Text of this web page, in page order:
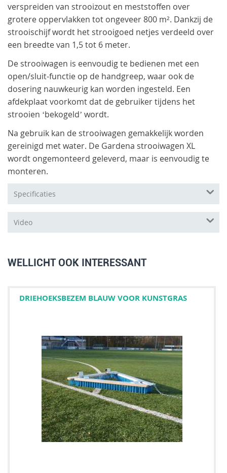
verspreiden van strooizout en meststoffen over
grotere oppervlakken tot ongeveer 800 m². Dankzij de
strooischijf wordt het strooigoed netjes verdeeld over
een breedte van 1,5 tot 6 meter.
De strooiwagen is eenvoudig te bedienen met een
open/sluit-functie op de handgreep, waar ook de
dosering nauwkeurig kan worden ingesteld. Een
afdekplaat voorkomt dat de gebruiker tijdens het
strooien ‘bekogeld’ wordt.
Na gebruik kan de strooiwagen gemakkelijk worden
gereinigd met water. De Gardena strooiwagen XL
wordt ongemonteerd geleverd, maar is eenvoudig te
monteren.
Specificaties
Video
WELLICHT OOK INTERESSANT
DRIEHOEKSBEZEM BLAUW VOOR KUNSTGRAS